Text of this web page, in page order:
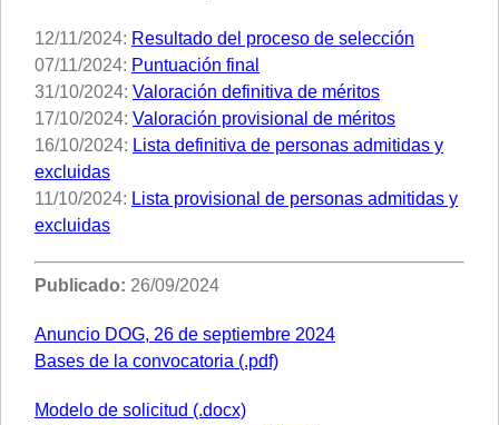
12/11/2024: Resultado del proceso de selección
07/11/2024: Puntuación final
31/10/2024: Valoración definitiva de méritos
17/10/2024: Valoración provisional de méritos
16/10/2024: Lista definitiva de personas admitidas y
excluidas
11/10/2024: Lista provisional de personas admitidas y
excluidas
Publicado: 26/09/2024
Anuncio DOG, 26 de septiembre 2024
Bases de la convocatoria (.pdf)
Modelo de solicitud (.docx)